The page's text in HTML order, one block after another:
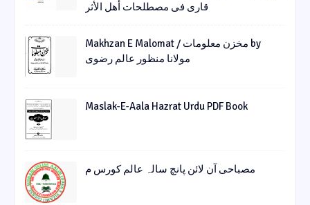
قاری فی مصطلحات أھل الأثر
Makhzan E Malomat / مخزن معلومات by
مولانا منظور عالم رضوی
Maslak-E-Aala Hazrat Urdu PDF Book
مصباحی آن لائن پانچ سالہ عالم کورس م